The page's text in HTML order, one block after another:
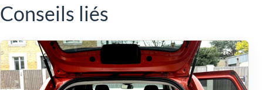
Conseils liés